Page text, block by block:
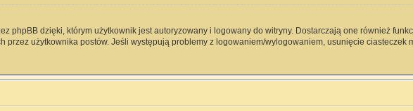
phpBB dzięki, którym użytkownik jest autoryzowany i logowany do witryny. Dostarczają one również
przez użytkownika postów. Jeśli występują problemy z logowaniem/wylogowaniem, usunięcie ciasteczek